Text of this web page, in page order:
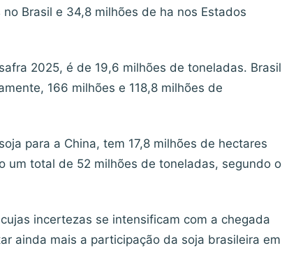
Brasil e 34,8 milhões de ha nos Estados
2025, é de 19,6 milhões de toneladas. Brasil
166 milhões e 118,8 milhões de
para a China, tem 17,8 milhões de hectares
um total de 52 milhões de toneladas, segundo o
incertezas se intensificam com a chegada
ainda mais a participação da soja brasileira em